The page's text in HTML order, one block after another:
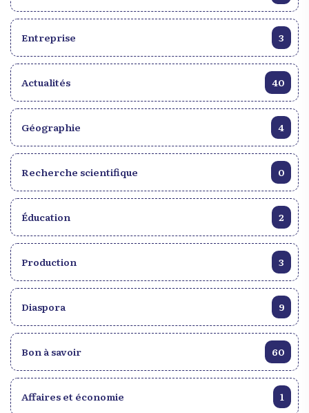
Entreprise 3
Actualités 40
Géographie 4
Recherche scientifique 0
Éducation 2
Production 3
Diaspora 9
Bon à savoir 60
Affaires et économie 1